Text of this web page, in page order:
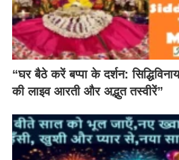
“घर बैठे करें बप्पा के दर्शन:
की लाइव आरती और अद्भुत तस्वीरें”